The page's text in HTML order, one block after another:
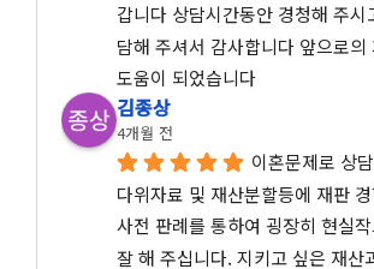
갑니다 상담시간동안 경청해 주시
담해 주셔서 감사합니다 앞으로의
도움이 되었습니다
김종상
4개월 전
이혼문제로 상
다위자료 및 재산분할등에 재판
사전 판례를 통하여 굉장히 현실
잘 해 주십니다. 지키고 싶은 재산